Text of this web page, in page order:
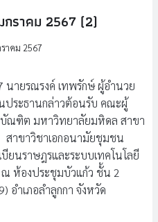
ราคม 2567 (2)
าคม 2567
ยรณรงค์ เทพรักษ์ ผู้อำนวย
ประธานกล่าวต้อนรับ คณะผู้
ณฑิต มหาวิทยาลัยมหิดล สาขา
าขาวิชาเอกอนามัยชุมชน
ยนราษฎรและระบบเทคโนโลยี
ณ ห้องประชุมบัวแก้ว ชั้น 2
อำเภอลำลูกกา จังหวัด